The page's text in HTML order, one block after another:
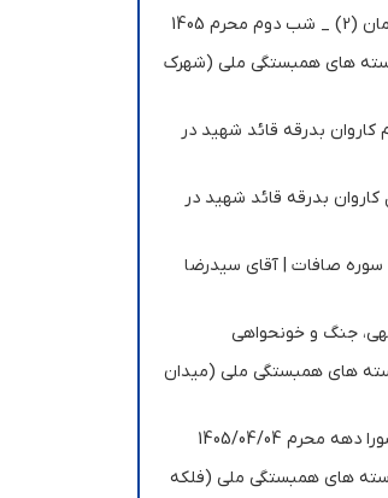
1405
های همبستگی ملی (شهرک
بدرقه قائد شهید در
بدرقه قائد شهید در
سوره صافات | آقای سیدرضا
جنگ و خونحواهی
های همبستگی ملی (میدان
محرم 1405/04/04
های همبستگی ملی (فلکه